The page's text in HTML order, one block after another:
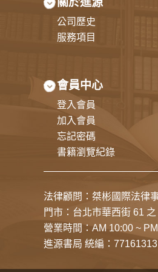
公司歷史
服務項目
會員中心
登入會員
加入會員
忘記密碼
書籍瀏覽紀錄
法律顧問：桀彬國際法律
門市： 台北市華西街 61 之
營業時間：AM 10:00 ~
進源書局 統編：77161313